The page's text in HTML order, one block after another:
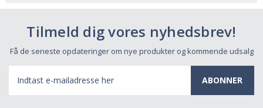
Tilmeld dig vores nyhedsbrev!
Få de seneste opdateringer om nye produkter og kommende udsalg
mail-
adresse